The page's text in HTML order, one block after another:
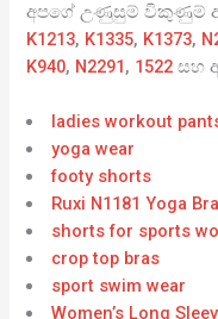
අපගේ උණුසුම් විකුණුම්
K1213, K1335, K1373,
K940, N2291, 1522සහ
ladies workout
yoga wear
footy shorts
Ruxi N1181 Yoga Bra
shorts for sports
crop top bras
sport swim wear
Women’s Long